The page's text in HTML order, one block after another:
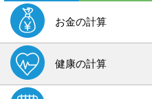
お金の計算
健康の計算